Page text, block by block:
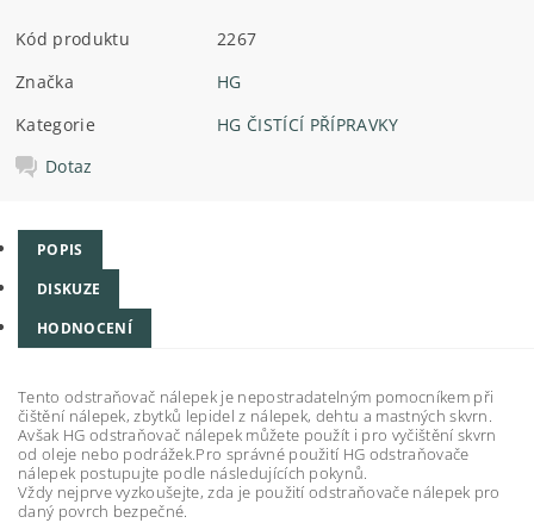
Kód produktu
2267
Značka
HG
Kategorie
HG ČISTÍCÍ PŘÍPRAVKY
Dotaz
POPIS
DISKUZE
HODNOCENÍ
Tento odstraňovač nálepek je nepostradatelným pomocníkem při
čištění nálepek, zbytků lepidel z nálepek, dehtu a mastných skvrn.
Avšak HG odstraňovač nálepek můžete použít i pro vyčištění skvrn
od oleje nebo podrážek.Pro správné použití HG odstraňovače
nálepek postupujte podle následujících pokynů.
Vždy nejprve vyzkoušejte, zda je použití odstraňovače nálepek pro
daný povrch bezpečné.